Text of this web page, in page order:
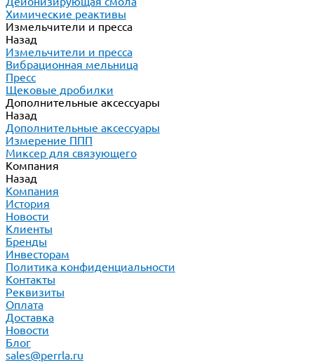
Химические реактивы
Измельчители и пресса
Назад
Измельчители и пресса
Вибрационная мельница
Пресс
Щековые дробилки
Дополнительные аксессуары
Назад
Дополнительные аксессуары
Измерение ППП
Миксер для связующего
Компания
Назад
Компания
История
Новости
Клиенты
Бренды
Инвесторам
Политика конфиденциальности
Контакты
Реквизиты
Оплата
Доставка
Новости
Блог
sales@perrla.ru